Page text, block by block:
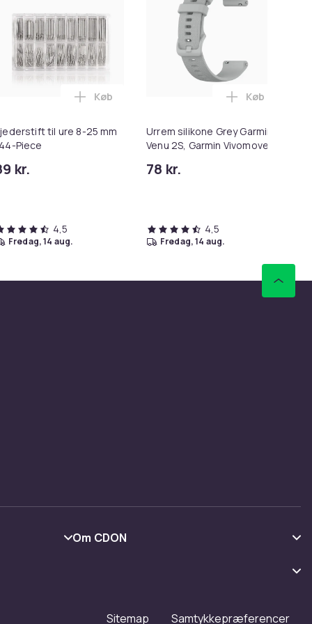
60 kg, håndtræner i kurven
Grey Garmin Venu 2S, Garmin Vivomove 3S, Garmin
til ure 8-25 mm
Piece
kr.
Læg Fjederstift til ure 8-25 mm 144-Piece i
Køb
4,5
fredag, 14 aug.
Urrem silikone Grey Garmin
Venu 2S, Garmin Vivomove
Vivoactive 4S, Garmin
mm
78 kr.
Læg Urrem
Køb
4,5
fredag, 14 aug.
Om CDON
Arbejd på CDON
Sitemap Samtykkepræferencer